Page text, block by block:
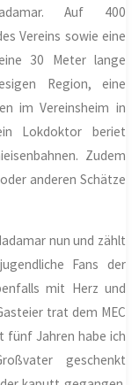
Auf 400
Vereins sowie eine
30 Meter lange
Region, eine
im Vereinsheim in
Lokdoktor beriet
Zudem
anderen Schätze
nun und zählt
Fans der
mit Herz und
trat dem MEC
fünf Jahren habe ich
geschenkt